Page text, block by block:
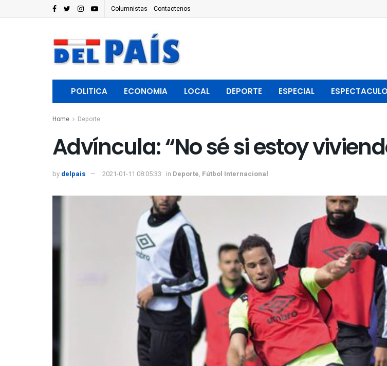
Columnistas Contactenos
POLITICA ECONOMIA LOCAL DEPORTE ESPECIAL
Home Deporte
Advíncula: “No sé si estoy
by delpais 2021-01-11 08:05:33 in Deporte, Fútbol Internacional